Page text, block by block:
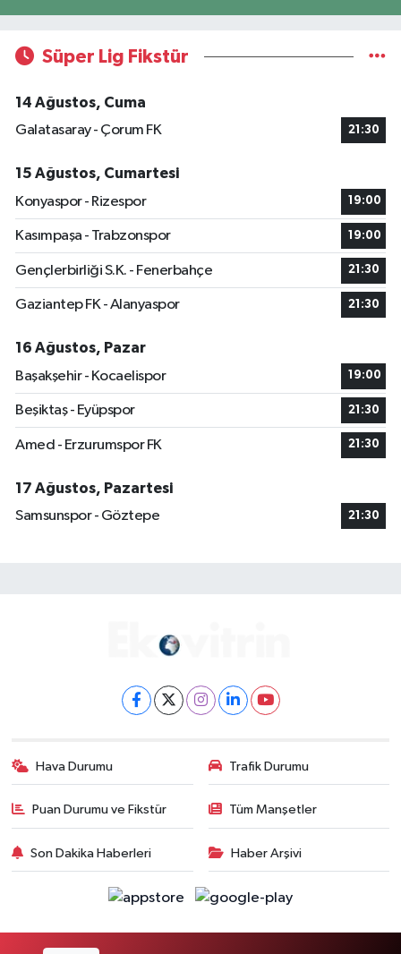
Süper Lig Fikstür
14 Ağustos, Cuma
Galatasaray - Çorum FK
21:30
15 Ağustos, Cumartesi
Konyaspor - Rizespor
19:00
Kasımpaşa - Trabzonspor 19:00
Gençlerbirliği S.K. - Fenerbahçe 21:30
Gaziantep FK - Alanyaspor 21:30
16 Ağustos, Pazar
Başakşehir - Kocaelispor
19:00
Beşiktaş - Eyüpspor 21:30
Amed - Erzurumspor FK 21:30
17 Ağustos, Pazartesi
Samsunspor - Göztepe
21:30
Hava Durumu Trafik Durumu
Puan Durumu ve Fikstür Tüm Manşetler
Son Dakika Haberleri Haber Arşivi